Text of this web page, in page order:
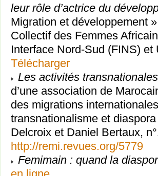
leur rôle d’actrice du
Migration et développement
Collectif des Femmes
Interface Nord-Sud (FINS)
Télécharger
Les activités
d’une association de
des migrations
transnationalisme et
Delcroix et Daniel Bertaux,
http://remi.revues.org/5779
Femimain : quand la